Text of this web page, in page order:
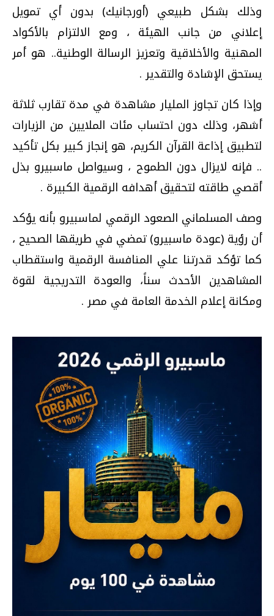
وذلك بشكل طبيعي (أورجانيك) بدون أي تمويل
إعلاني من جانب الهيئة ، ومع الالتزام بالأكواد
المهنية والأخلاقية وتعزيز الرسالة الوطنية.. هو أمر
يستحق الإشادة والتقدير .
وإذا كان تجاوز المليار مشاهدة في مدة تقارب ثلاثة
أشهر، وذلك دون احتساب مئات الملايين من الزيارات
لتطبيق إذاعة القرآن الكريم، هو إنجاز كبير بكل تأكيد
.. فإنه لايزال دون الطموح ، وسيواصل ماسبيرو بذل
أقصي طاقته لتحقيق أهدافه الرقمية الكبيرة .
وصف المسلماني الصعود الرقمي لماسبيرو بأنه يؤكد
أن رؤية (عودة ماسبيرو) تمضي في طريقها الصحيح ،
كما تؤكد قدرتنا علي المنافسة الرقمية واستقطاب
المشاهدين الأحدث سناً، والعودة التدريجية لقوة
ومكانة إعلام الخدمة العامة في مصر .